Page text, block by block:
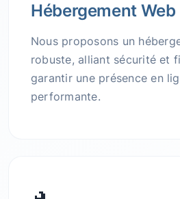
Hébergement Web
Nous proposons un
robuste, alliant sécurité et
garantir une présence en
performante.